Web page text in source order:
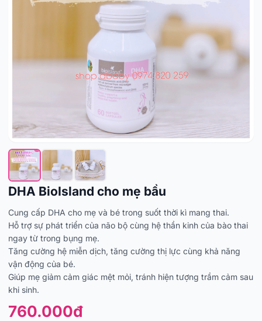
DHA BioIsland cho mẹ bầu
Cung cấp DHA cho mẹ và bé trong suốt thời kì mang thai.
Hỗ trợ sự phát triển của não bộ cùng hệ thần kinh của bào thai
ngay từ trong bụng mẹ.
Tăng cường hệ miễn dịch, tăng cường thị lực cùng khả năng
vận động của bé.
Giúp mẹ giảm cảm giác mệt mỏi, tránh hiện tượng trầm cảm sau
khi sinh.
760.000đ